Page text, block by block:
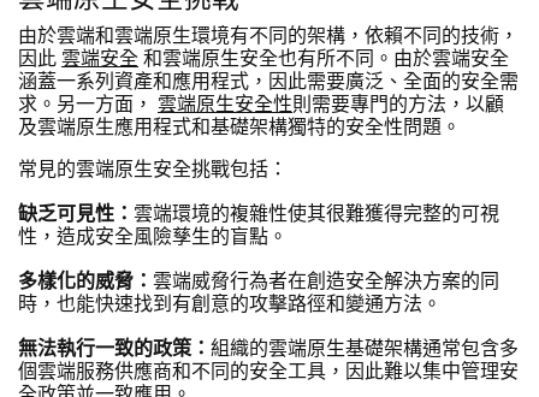
由於雲端和雲端原生環境有不同的架構，依賴不同的技術，
因此 雲端安全 和雲端原生安全也有所不同。由於雲端安全
涵蓋一系列資產和應用程式，因此需要廣泛、全面的安全需
求。另一方面， 雲端原生安全性則需要專門的方法，以顧
及雲端原生應用程式和基礎架構獨特的安全性問題。
常見的雲端原生安全挑戰包括：
缺乏可見性： 雲端環境的複雜性使其很難獲得完整的可視
性，造成安全風險孳生的盲點。
多樣化的威脅： 雲端威脅行為者在創造安全解決方案的同
時，也能快速找到有創意的攻擊路徑和變通方法。
無法執行一致的政策： 組織的雲端原生基礎架構通常包含多
個雲端服務供應商和不同的安全工具，因此難以集中管理安